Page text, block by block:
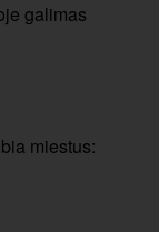
galimas
miestus: